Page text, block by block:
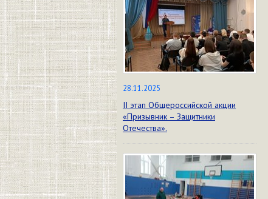
28.11.2025
II этап Общероссийской акции
«Призывник – Защитники
Отечества».